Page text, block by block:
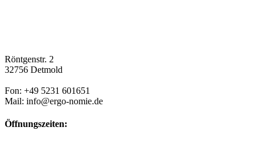
Röntgenstr. 2
32756 Detmold
Fon: +49 5231 601651
Mail: info@ergo-nomie.de
Öffnungszeiten: